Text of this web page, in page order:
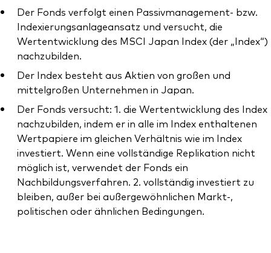
Ressourcen
Marktvolatilität
Research
Anbieterliste
Vanguard Modellportfolios
Der Fonds verfolgt einen Passivmanagement- bzw.
Indexierungsanlageansatz und versucht, die
Wertentwicklung des MSCI Japan Index (der „Index“)
nachzubilden.
Der Index besteht aus Aktien von großen und
mittelgroßen Unternehmen in Japan.
Der Fonds versucht: 1. die Wertentwicklung des Index
nachzubilden, indem er in alle im Index enthaltenen
Wertpapiere im gleichen Verhältnis wie im Index
investiert. Wenn eine vollständige Replikation nicht
möglich ist, verwendet der Fonds ein
Nachbildungsverfahren. 2. vollständig investiert zu
bleiben, außer bei außergewöhnlichen Markt-,
politischen oder ähnlichen Bedingungen.